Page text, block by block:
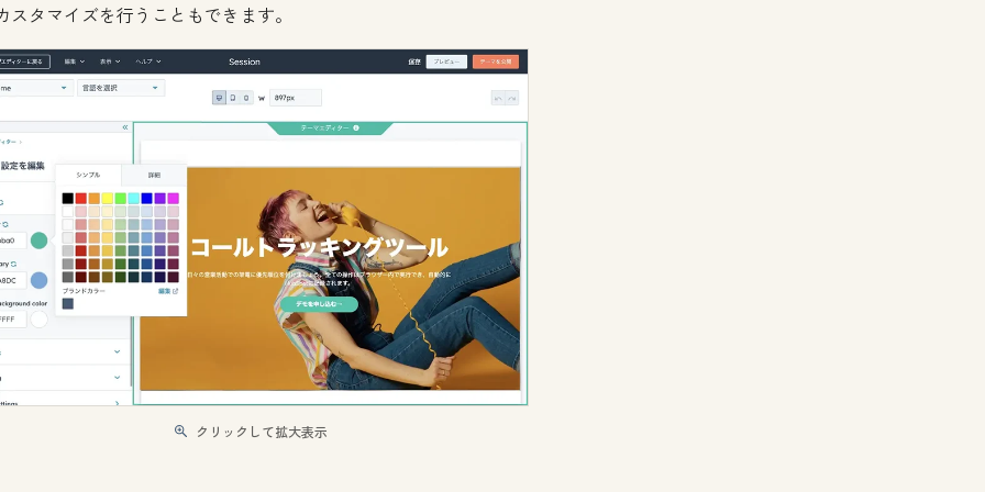
スタマイズを行うこともできます。
クリックして拡大表示